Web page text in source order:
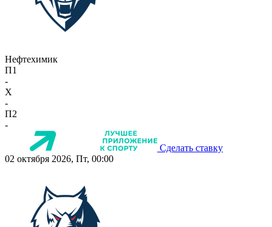
Нефтехимик
П1
-
X
-
П2
-
Сделать ставку
02 октября 2026, Пт, 00:00